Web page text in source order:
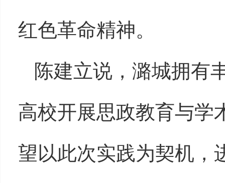
红色革命精神。
陈建立说，潞城拥有
高校开展思政教育与学
望以此次实践为契机，